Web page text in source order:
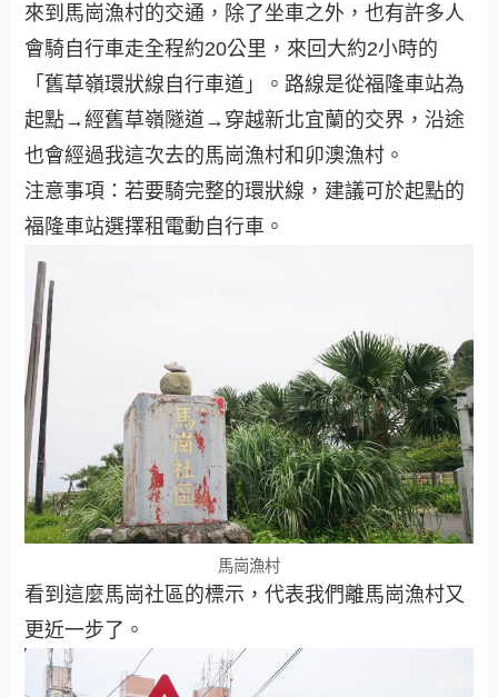
來到馬崗漁村的交通，除了坐車之外，也有許多人
會騎自行車走全程約20公里，來回大約2小時的
「舊草嶺環狀線自行車道」。路線是從福隆車站為
起點→經舊草嶺隧道→穿越新北宜蘭的交界，沿途
也會經過我這次去的馬崗漁村和卯澳漁村。
注意事項：若要騎完整的環狀線，建議可於起點的
福隆車站選擇租電動自行車。
馬崗漁村
看到這麼馬崗社區的標示，代表我們離馬崗漁村又
更近一步了。